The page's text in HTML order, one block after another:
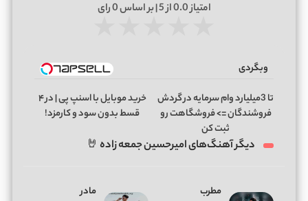
امتیاز0.0از 5 | بر اساس 0رای
وبگردی
تا 3میلیارد وام سرمایه در گردش
فروشندگان => فروشگاهت رو
ثبت کن
خرید موبایل با اسنپ پی | در ۴
قسط بدون سود و کارمزد!
دیگر آهنگ‌های امیرحسین جمعه زاده 🤘
مطرب مادر